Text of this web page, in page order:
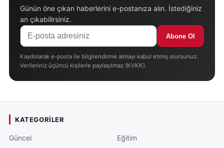
Günün öne çıkan haberlerini e-postanıza alın. İstediğiniz
an çıkabilirsiniz.
Abone Ol
Kaydolarak e-posta ile bilgilendirme almayı kabul etmiş olursunuz.
Verileriniz üçüncü kişilerle paylaşılmaz (KVKK).
KATEGORILER
Güncel
Eğitim